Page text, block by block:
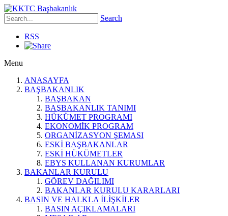
Search
RSS
Menu
ANASAYFA
BAŞBAKANLIK
BAŞBAKAN
BAŞBAKANLIK TANIMI
HÜKÜMET PROGRAMI
EKONOMİK PROGRAM
ORGANİZASYON ŞEMASI
ESKİ BAŞBAKANLAR
ESKİ HÜKÜMETLER
EBYS KULLANAN KURUMLAR
BAKANLAR KURULU
GÖREV DAĞILIMI
BAKANLAR KURULU KARARLARI
BASIN VE HALKLA İLİŞKİLER
BASIN AÇIKLAMALARI